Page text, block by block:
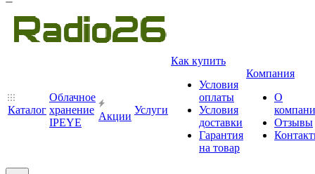
Каталог
Облачное
хранение
IPEYE
Акции
Услуги
Как купить
Условия
оплаты
Условия
доставки
Гарантия
на товар
Компания
О
Отзывы